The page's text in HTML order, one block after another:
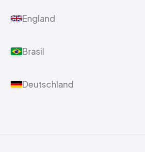
England
Brasil
Deutschland